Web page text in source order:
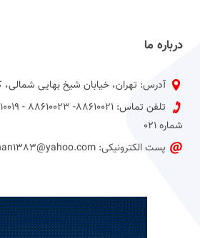
درباره ما
آدرس: تهران، خیابان شیخ بهایی
شماره 021
پست الکترونیکی: jahan1383@yahoo.com